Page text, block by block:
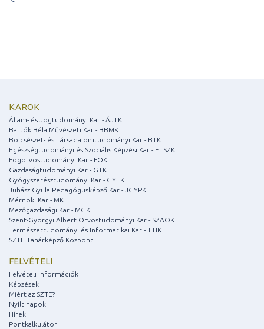
KAROK
Állam- és Jogtudományi Kar - ÁJTK
Bartók Béla Művészeti Kar - BBMK
Bölcsészet- és Társadalomtudományi Kar - BTK
Egészségtudományi és Szociális Képzési Kar - ETSZK
Fogorvostudományi Kar - FOK
Gazdaságtudományi Kar - GTK
Gyógyszerésztudományi Kar - GYTK
Juhász Gyula Pedagógusképző Kar - JGYPK
Mérnöki Kar - MK
Mezőgazdasági Kar - MGK
Szent-Györgyi Albert Orvostudományi Kar - SZAOK
Természettudományi és Informatikai Kar - TTIK
SZTE Tanárképző Központ
FELVÉTELI
Felvételi információk
Képzések
Miért az SZTE?
Nyílt napok
Hírek
Pontkalkulátor